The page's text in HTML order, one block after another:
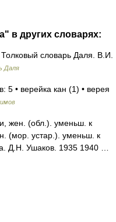
в других словарях:
словарь Даля. В.И.
Даля
• верейка кан (1) • верея
жен. (обл.). уменьш. к
(мор. устар.). уменьш. к
Д.Н. Ушаков. 1935 1940 …